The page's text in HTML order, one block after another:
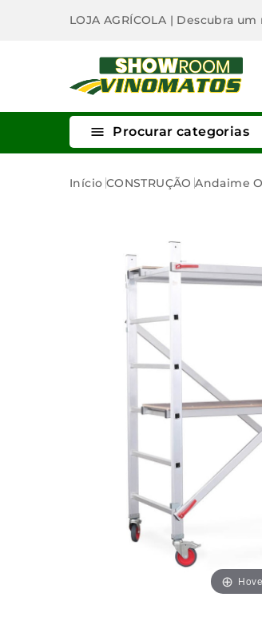
LOJA AGRÍCOLA | Descubra
 Procurar categorias
Início CONSTRUÇÃO Andaime